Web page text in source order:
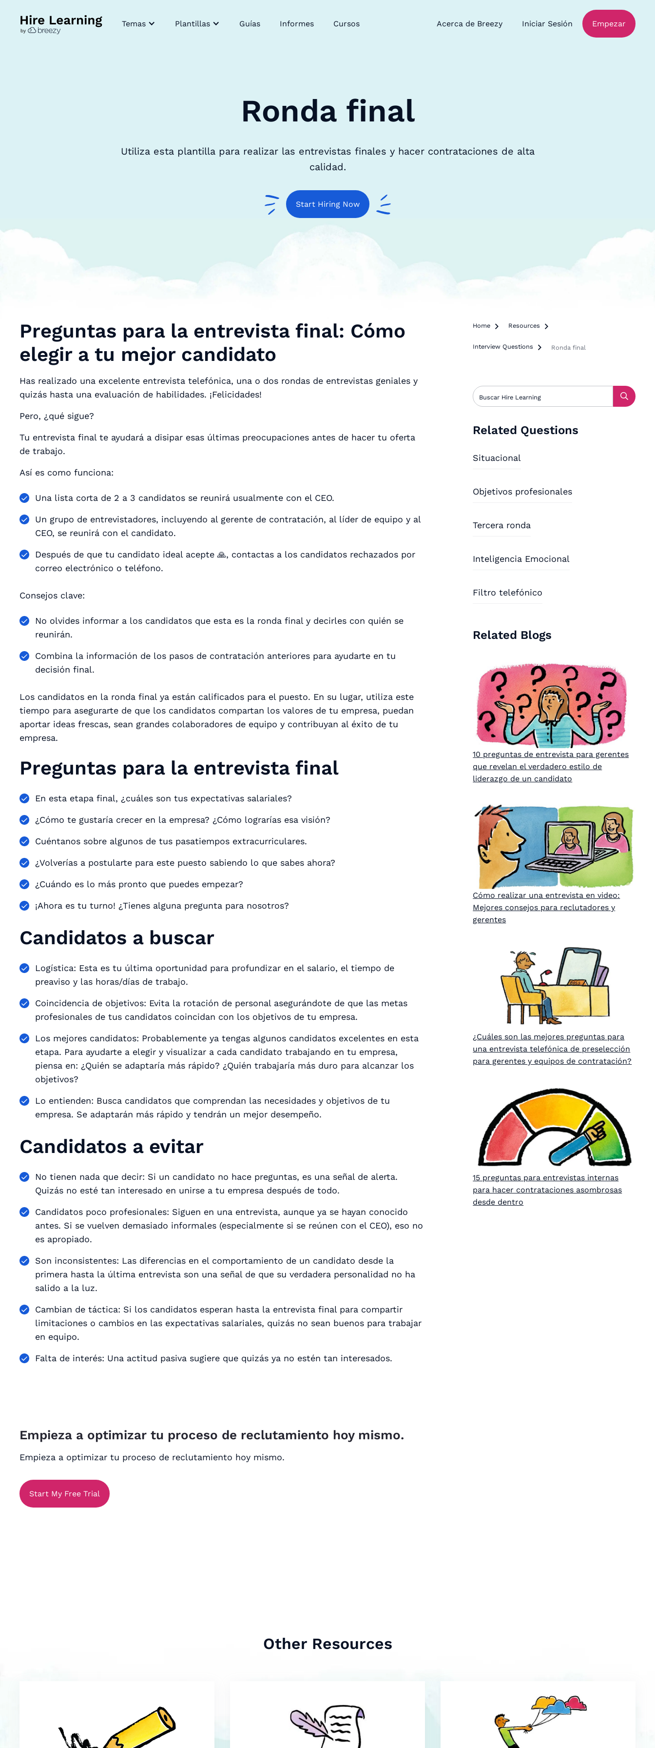
Temas Plantillas Guías Informes Cursos Acerca de Breezy Iniciar Sesión Empezar
Ronda final
Utiliza esta plantilla para realizar las entrevistas finales y hacer contrataciones de alta
calidad.
Start Hiring Now
Preguntas para la entrevista final: Cómo
elegir a tu mejor candidato
Has realizado una excelente entrevista telefónica, una o dos rondas de entrevistas geniales y
quizás hasta una evaluación de habilidades. ¡Felicidades!
Pero, ¿qué sigue?
Tu entrevista final te ayudará a disipar esas últimas preocupaciones antes de hacer tu oferta
de trabajo.
Así es como funciona:
Una lista corta de 2 a 3 candidatos se reunirá usualmente con el CEO.
Un grupo de entrevistadores, incluyendo al gerente de contratación, al líder de equipo y al
CEO, se reunirá con el candidato.
Después de que tu candidato ideal acepte 🙏, contactas a los candidatos rechazados por
correo electrónico o teléfono.
Consejos clave:
No olvides informar a los candidatos que esta es la ronda final y decirles con quién se
reunirán.
Combina la información de los pasos de contratación anteriores para ayudarte en tu
decisión final.
Los candidatos en la ronda final ya están calificados para el puesto. En su lugar, utiliza este
tiempo para asegurarte de que los candidatos compartan los valores de tu empresa, puedan
aportar ideas frescas, sean grandes colaboradores de equipo y contribuyan al éxito de tu
empresa.
Preguntas para la entrevista final
En esta etapa final, ¿cuáles son tus expectativas salariales?
¿Cómo te gustaría crecer en la empresa? ¿Cómo lograrías esa visión?
Cuéntanos sobre algunos de tus pasatiempos extracurriculares.
¿Volverías a postularte para este puesto sabiendo lo que sabes ahora?
¿Cuándo es lo más pronto que puedes empezar?
¡Ahora es tu turno! ¿Tienes alguna pregunta para nosotros?
Candidatos a buscar
Logística: Esta es tu última oportunidad para profundizar en el salario, el tiempo de
preaviso y las horas/días de trabajo.
Coincidencia de objetivos: Evita la rotación de personal asegurándote de que las metas
profesionales de tus candidatos coincidan con los objetivos de tu empresa.
Los mejores candidatos: Probablemente ya tengas algunos candidatos excelentes en esta
etapa. Para ayudarte a elegir y visualizar a cada candidato trabajando en tu empresa,
piensa en: ¿Quién se adaptaría más rápido? ¿Quién trabajaría más duro para alcanzar los
objetivos?
Lo entienden: Busca candidatos que comprendan las necesidades y objetivos de tu
empresa. Se adaptarán más rápido y tendrán un mejor desempeño.
Candidatos a evitar
No tienen nada que decir: Si un candidato no hace preguntas, es una señal de alerta.
Quizás no esté tan interesado en unirse a tu empresa después de todo.
Candidatos poco profesionales: Siguen en una entrevista, aunque ya se hayan conocido
antes. Si se vuelven demasiado informales (especialmente si se reúnen con el CEO), eso no
es apropiado.
Son inconsistentes: Las diferencias en el comportamiento de un candidato desde la
primera hasta la última entrevista son una señal de que su verdadera personalidad no ha
salido a la luz.
Cambian de táctica: Si los candidatos esperan hasta la entrevista final para compartir
limitaciones o cambios en las expectativas salariales, quizás no sean buenos para trabajar
en equipo.
Falta de interés: Una actitud pasiva sugiere que quizás ya no estén tan interesados.
Home  Resources 
Interview Questions  Ronda final
Related Questions
Situacional
Objetivos profesionales
Tercera ronda
Inteligencia Emocional
Filtro telefónico
Related Blogs
10 preguntas de entrevista para gerentes
que revelan el verdadero estilo de
liderazgo de un candidato
Cómo realizar una entrevista en video:
Mejores consejos para reclutadores y
gerentes
¿Cuáles son las mejores preguntas para
una entrevista telefónica de preselección
para gerentes y equipos de contratación?
15 preguntas para entrevistas internas
para hacer contrataciones asombrosas
desde dentro
Empieza a optimizar tu proceso de reclutamiento hoy mismo.
Empieza a optimizar tu proceso de reclutamiento hoy mismo.
Start My Free Trial
Other Resources